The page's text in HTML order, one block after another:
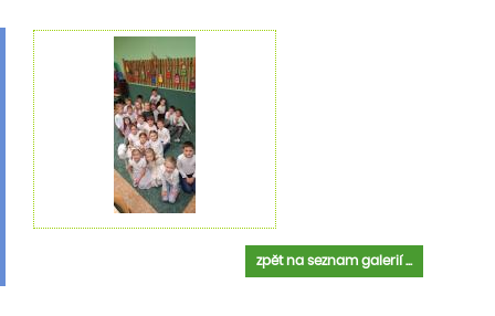
zpět na seznam galerií ...